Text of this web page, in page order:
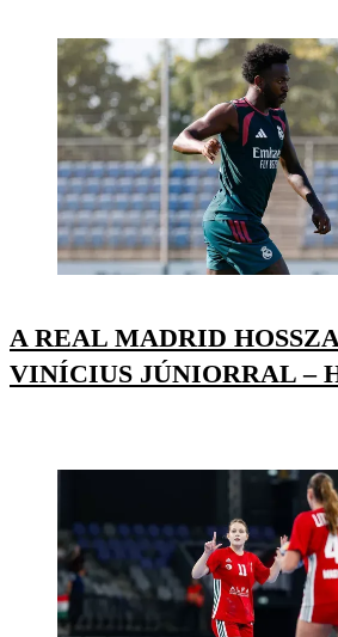
A REAL MADRID
VINÍCIUS JÚNIORRAL –